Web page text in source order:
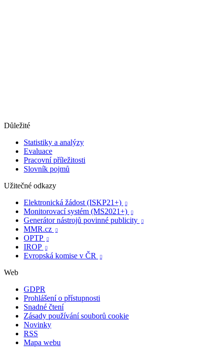
Důležité
Statistiky a analýzy
Evaluace
Pracovní příležitosti
Slovník pojmů
Užitečné odkazy
Elektronická žádost (ISKP21+)

Monitorovací systém (MS2021+) 
Generátor nástrojů povinné publicity 
MMR.cz 
OPTP 
IROP 
Evropská komise v ČR 
Web
GDPR
Prohlášení o přístupnosti
Snadné čtení
Zásady používání souborů cookie
Novinky
RSS
Mapa webu